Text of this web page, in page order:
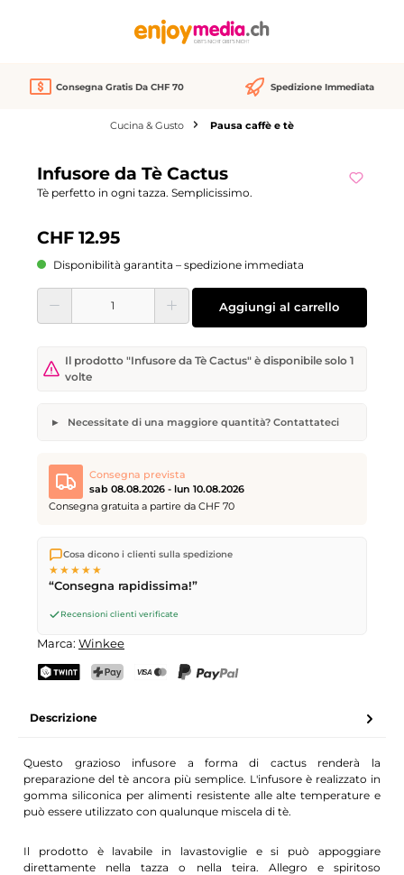
Consegna Gratis Da CHF 70 Spedizione Immediata
Cucina & Gusto Pausa caffè e tè
Infusore da Tè Cactus
Tè perfetto in ogni tazza. Semplicissimo.
CHF 12.95
Disponibilità garantita – spedizione immediata
Quantità del prodotto: inserisci la quantità desiderata o usa i pulsanti per
Aggiungi al carrello
Il prodotto "Infusore da Tè Cactus" è disponibile solo 1
volte
Necessitate di una maggiore quantità? Contattateci
Quantità desiderata
Il vostro nome Indirizzo e-mail
Invia richiesta
Consegna prevista
sab 08.08.2026 - lun 10.08.2026
Consegna gratuita a partire da CHF 70
Spediamo direttamente dal nostro magazzino a Kriens, in
Svizzera.Consegna gratuitaa partire da
effettuati entro le
giorno lavorativo successivo
venerdì, ore 17.
Cosa dicono i clienti sulla spedizione
★★★★★
“Consegna rapidissima!”
Recensioni clienti verificate
Marca: Winkee
Descrizione
Questo grazioso infusore a forma di cactus renderà la
preparazione del tè ancora più semplice. L'infusore è realizzato in
gomma siliconica per alimenti resistente alle alte temperature e
può essere utilizzato con qualunque miscela di tè.
Il prodotto è lavabile in lavastoviglie e si può appoggiare
direttamente nella tazza o nella teira. Allegro e spiritoso